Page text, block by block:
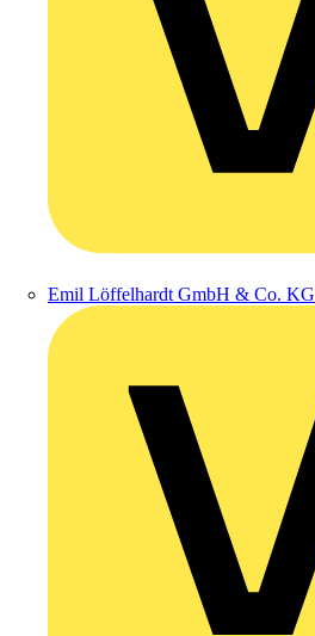
Emil Löffelhardt GmbH & Co. KG